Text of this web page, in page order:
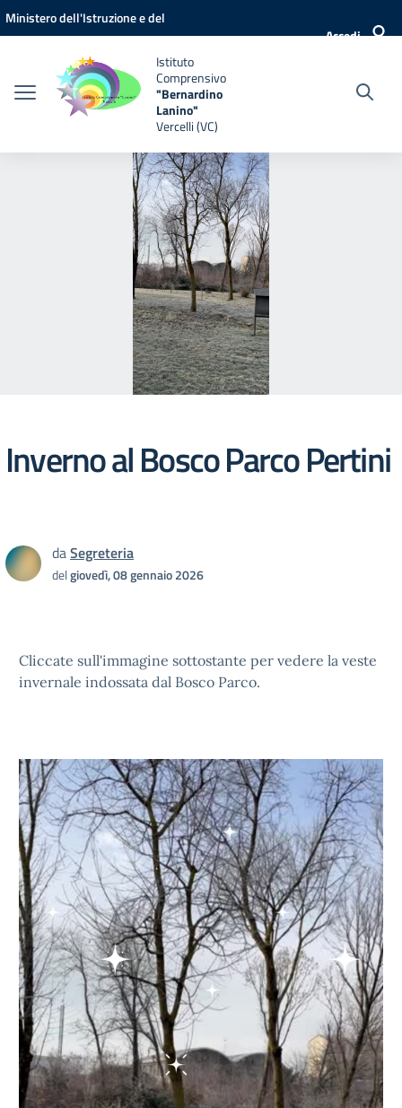
Vai ai contenuti
Vai al menu di navigazione
Vai al footer
Ministero dell'Istruzione e del
Accedi
Istituto
Comprensivo
"Bernardino
Lanino"
Vercelli (VC)
Inverno al Bosco Parco Pertini
daSegreteria
delgiovedì, 08 gennaio 2026
Cliccate sull'immagine sottostante per vedere la veste
invernale indossata dal Bosco Parco.